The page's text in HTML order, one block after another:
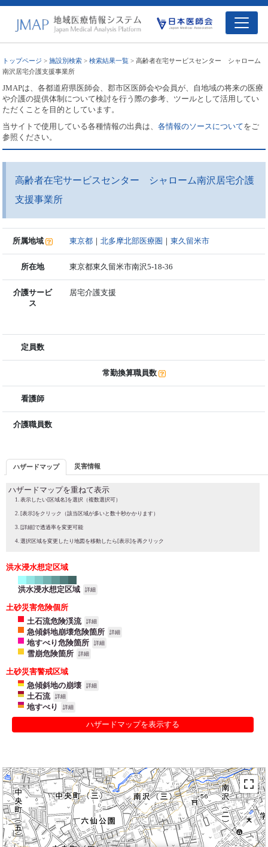
トップページ >施設別検索 >検索結果一覧 > 高齢者在宅サービスセンター シャローム
南沢居宅介護支援事業所
JMAPは、各都道府県医師会、郡市区医師会や会員が、自地域の将来の医療
や介護の提供体制について検討を行う際の参考、ツールとして活用してい
ただくことを目的としています。
当サイトで使用している各種情報の出典は、各情報のソースについてをご
参照ください。
高齢者在宅サービスセンター シャローム南沢居宅介護
支援事業所
所属地域 東京都 ｜北多摩北部医療圏 ｜東久留米市
所在地 東京都東久留米市南沢5-18-36
介護サービ
ス
居宅介護支援
定員数
常勤換算職員数
看護師
介護職員数
ハザードマップ 災害情報
ハザードマップを重ねて表示
表示したい[区域名]を選択（複数選択可）
[表示]をクリック（該当区域が多いと数十秒かかります）
[詳細]で透過率を変更可能
選択区域を変更したり地図を移動したら[表示]を再クリック
洪水浸水想定区域
洪水浸水想定区域 詳細
土砂災害危険個所
土石流危険渓流
詳細
急傾斜地崩壊危険箇所 詳細
地すべり危険箇所 詳細
雪崩危険箇所 詳細
土砂災害警戒区域
急傾斜地の崩壊
詳細
土石流 詳細
地すべり 詳細
ハザードマップを表示する